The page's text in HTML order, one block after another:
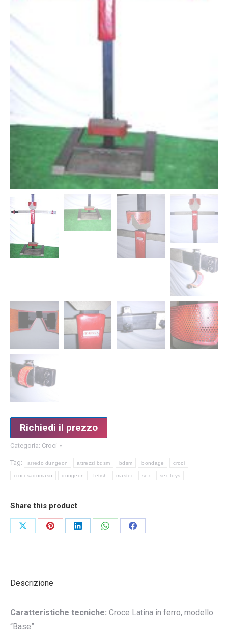
Richiedi il prezzo
Categoria: Croci
Tag: arredo dungeon attrezzi bdsm bdsm bondage croci
croci sadomaso dungeon fetish master sex sex toys
Share this product
CondividiCondividiCondividiCondividiCondividi
Descrizione
Caratteristiche tecniche: Croce Latina in ferro, modello
“Base”